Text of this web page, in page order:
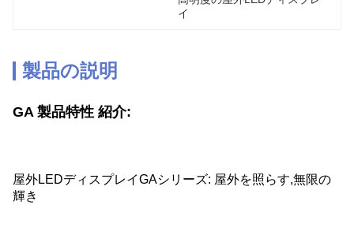
イ
製品の説明
GA 製品特性 紹介:
屋外LEDディスプレイGAシリーズ: 屋外を照らす,無限の
輝き